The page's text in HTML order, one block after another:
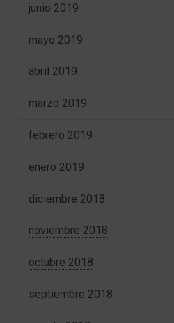
junio 2019
mayo 2019
abril 2019
marzo 2019
febrero 2019
enero 2019
diciembre 2018
noviembre 2018
octubre 2018
septiembre 2018